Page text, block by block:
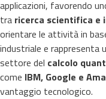
applicazioni, favorendo
tra ricerca scientifica e
orientare le attività in
industriale e
settore del calcolo
come IBM, Google e
vantaggio tecnologico.